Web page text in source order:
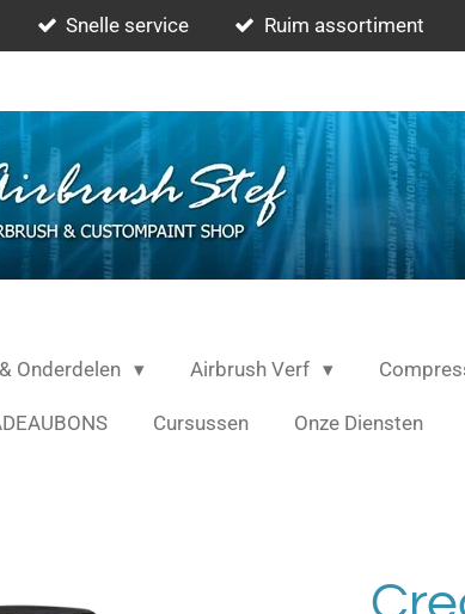
Snelle service Ruim assortiment
Onderdelen Airbrush Verf
Cursussen Onze Diensten